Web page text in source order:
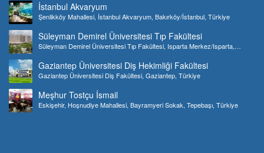
İstanbul Akvaryum
Şenlikköy Mahallesi, İstanbul Akvaryum, Bakırköy/İstanbul, Türkiye
Süleyman Demirel Üniversitesi Tıp Fakültesi
Süleyman Demirel Üniversitesi Tıp Fakültesi, Isparta Merkez/Isparta,
Gaziantep Üniversitesi Diş Hekimliği Fakültesi
Gaziantep Üniversitesi Diş Fakültesi, Gaziantep, Türkiye
Meşhur Tostçu İsmail
Eskişehir, Hoşnudiye Mahallesi, Bayramyeri Sokak, Tepebaşı, Türkiye